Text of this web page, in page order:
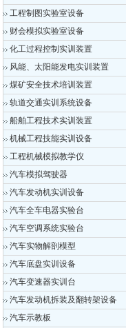
工程制图实验室设备
财会模拟实验室设备
化工过程控制实训装置
风能、太阳能发电实训装置
煤矿安全技术培训装置
轨道交通实训系统设备
船舶工程技术实训装置
机械工程技能实训设备
工程机械模拟教学仪
汽车模拟驾驶器
汽车发动机实训设备
汽车全车电器实验台
汽车空调系统实验台
汽车实物解剖模型
汽车底盘实训设备
汽车变速器实训台
汽车发动机拆装及翻转架设备
汽车示教板